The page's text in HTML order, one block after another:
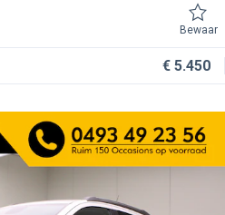
Bewaar
€ 5.450